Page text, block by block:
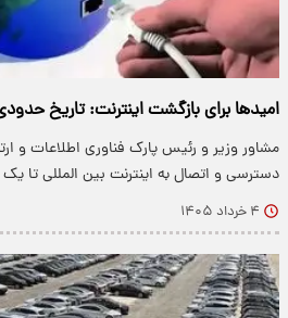
امیدها برای بازگشت اینترنت: تاریخ
مشاور وزیر و رئیس پارک فناوری اطلاعات و
دسترسی و اتصال به اینترنت بین المللی تا
۴ خرداد ۱۴۰۵